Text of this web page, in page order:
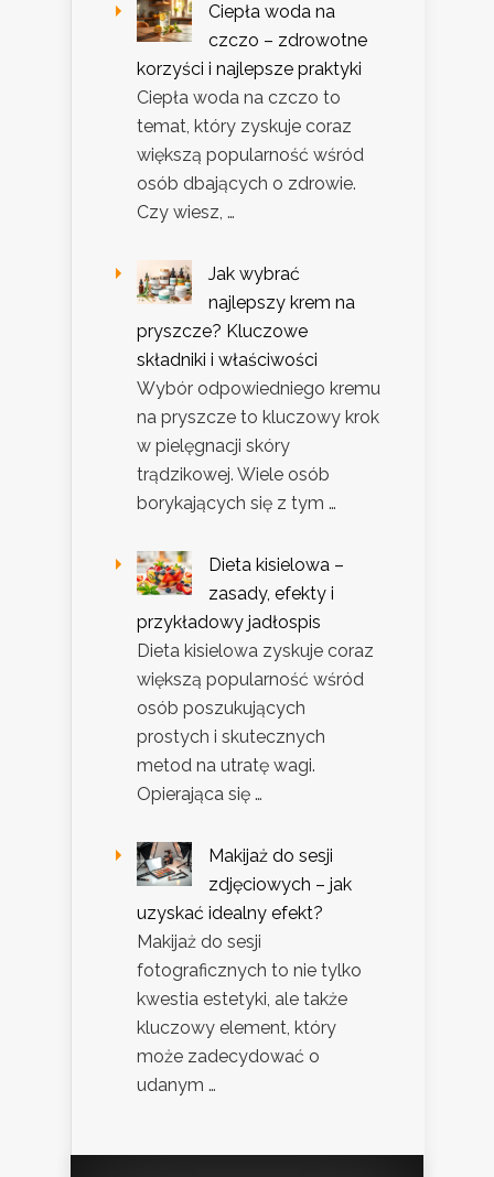
Ciepła woda na
czczo – zdrowotne
korzyści i najlepsze praktyki
Ciepła woda na czczo to
temat, który zyskuje coraz
większą popularność wśród
osób dbających o zdrowie.
Czy wiesz, …
Jak wybrać
najlepszy krem na
pryszcze? Kluczowe
składniki i właściwości
Wybór odpowiedniego kremu
na pryszcze to kluczowy krok
w pielęgnacji skóry
trądzikowej. Wiele osób
borykających się z tym …
Dieta kisielowa –
zasady, efekty i
przykładowy jadłospis
Dieta kisielowa zyskuje coraz
większą popularność wśród
osób poszukujących
prostych i skutecznych
metod na utratę wagi.
Opierająca się …
Makijaż do sesji
zdjęciowych – jak
uzyskać idealny efekt?
Makijaż do sesji
fotograficznych to nie tylko
kwestia estetyki, ale także
kluczowy element, który
może zadecydować o
udanym …